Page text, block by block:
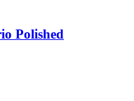
Polished